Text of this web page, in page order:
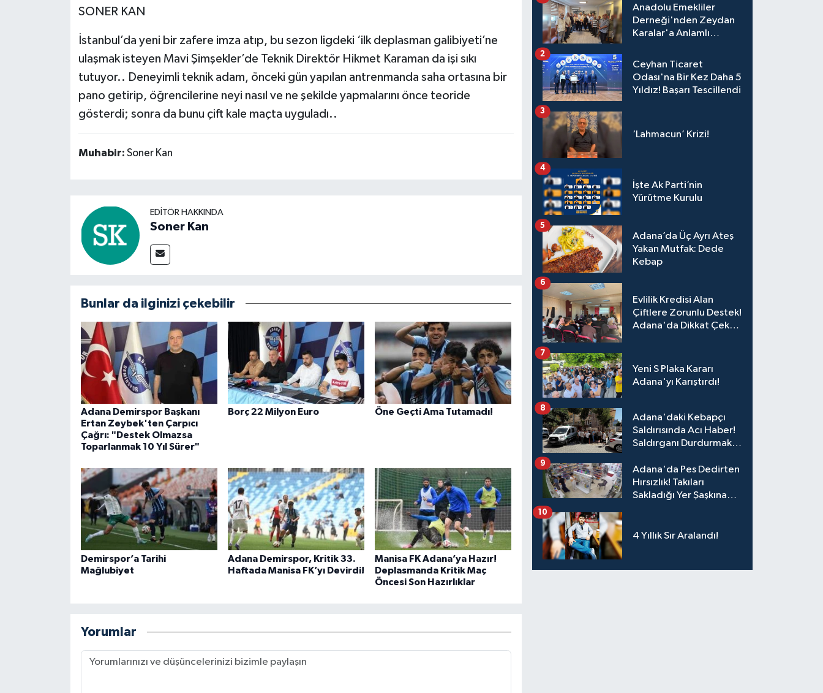
SONER KAN
İstanbul’da yeni bir zafere imza atıp, bu sezon ligdeki ‘ilk deplasman galibiyeti’ne
ulaşmak isteyen Mavi Şimşekler’de Teknik Direktör Hikmet Karaman da işi sıkı
tutuyor.. Deneyimli teknik adam, önceki gün yapılan antrenmanda saha ortasına bir
pano getirip, öğrencilerine neyi nasıl ve ne şekilde yapmalarını önce teoride
gösterdi; sonra da bunu çift kale maçta uyguladı..
Muhabir: Soner Kan
EDITÖR HAKKINDA
Soner Kan
Bunlar da ilginizi çekebilir
Adana Demirspor Başkanı
Ertan Zeybek'ten Çarpıcı
Çağrı: "Destek Olmazsa
Toparlanmak 10 Yıl Sürer"
Borç 22 Milyon Euro Öne Geçti Ama Tutamadı!
Demirspor’a Tarihi
Mağlubiyet
Adana Demirspor, Kritik 33.
Haftada Manisa FK’yı Devirdi!
Manisa FK Adana’ya Hazır!
Deplasmanda Kritik Maç
Öncesi Son Hazırlıklar
Yorumlar
Anadolu Emekliler
Derneği'nden Zeydan
Karalar'a Anlamlı
Ceyhan Ticaret
Odası'na Bir Kez Daha 5
Yıldız! Başarı Tescillendi
2
‘Lahmacun’ Krizi!
3
İşte Ak Parti’nin
Yürütme Kurulu
4
Adana’da Üç Ayrı Ateş
Yakan Mutfak: Dede
Kebap
5
Evlilik Kredisi Alan
Çiftlere Zorunlu Destek!
Adana'da Dikkat Çeken
6
Yeni S Plaka Kararı
Adana'yı Karıştırdı!
7
Adana'daki Kebapçı
Saldırısında Acı Haber!
Saldırganı Durdurmak
Kaybetti
8
Adana'da Pes Dedirten
Hırsızlık! Takıları
Sakladığı Yer Şaşkına
9
4 Yıllık Sır Aralandı!
10